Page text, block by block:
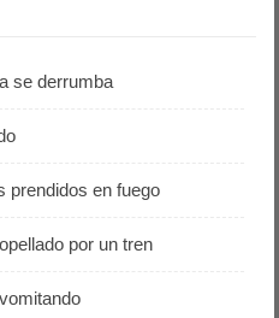
se derrumba
prendidos en fuego
por un tren